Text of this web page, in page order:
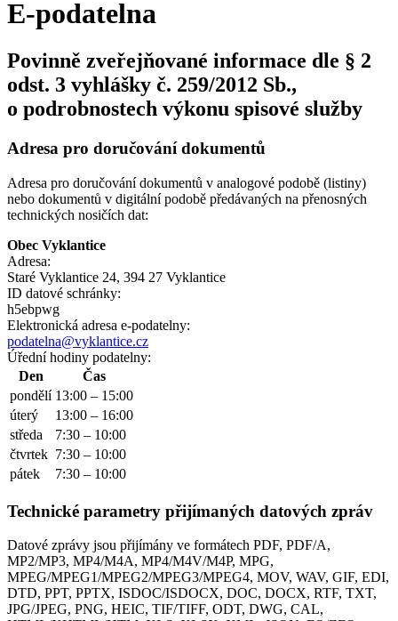
E-podatelna
Povinně zveřejňované informace dle § 2
odst. 3 vyhlášky č. 259/2012 Sb.,
o podrobnostech výkonu spisové služby
Adresa pro doručování dokumentů
Adresa pro doručování dokumentů v analogové podobě (listiny)
nebo dokumentů v digitální podobě předávaných na přenosných
technických nosičích dat:
Obec Vyklantice
Adresa:
Staré Vyklantice 24, 394 27 Vyklantice
ID datové schránky:
h5ebpwg
Elektronická adresa e‑podatelny:
podatelna@vyklantice.cz
Úřední hodiny podatelny:
Den
Čas
pondělí 13:00 – 15:00
úterý
13:00 – 16:00
středa
7:30 – 10:00
čtvrtek 7:30 – 10:00
pátek
7:30 – 10:00
Technické parametry přijímaných datových zpráv
Datové zprávy jsou přijímány ve formátech PDF, PDF/A,
MP2/MP3, MP4/M4A, MP4/M4V/M4P, MPG,
MPEG/MPEG1/MPEG2/MPEG3/MPEG4, MOV, WAV, GIF, EDI,
DTD, PPT, PPTX, ISDOC/ISDOCX, DOC, DOCX, RTF, TXT,
JPG/JPEG, PNG, HEIC, TIF/TIFF, ODT, DWG, CAL,